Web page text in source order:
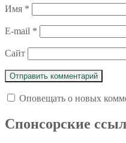
Имя *
E-mail *
Сайт
Оповещать о новых
Спoнcopcкиe